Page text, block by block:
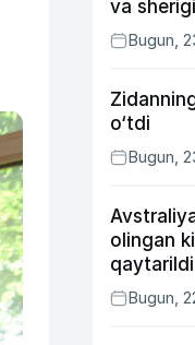
va
Bugun,
o‘tdi
Bugun,
olingan
qaytarildi
Bugun,